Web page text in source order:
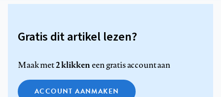
Gratis dit artikel lezen?
Maak met2 klikkeneen gratis account aan
ACCOUNT AANMAKEN